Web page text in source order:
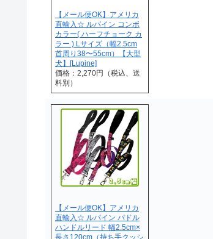
【メール便OK】アメリカ
直輸入☆ ルパイン コンボ
カラー( ハーフチョーク カ
ラー ) Lサイズ（幅2.5cm
首周り38〜55cm）【大型
犬】[Lupine]
価格：2,270円（税込、送
料別）
【メール便OK】アメリカ
直輸入☆ ルパイン パドル
ハンドルリード 幅2.5cm×
長さ120cm（持ち手クッシ